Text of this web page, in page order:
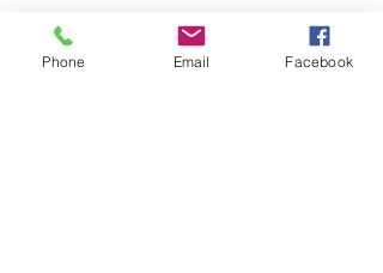
Kontakt
FAQ
Phone Email Facebook